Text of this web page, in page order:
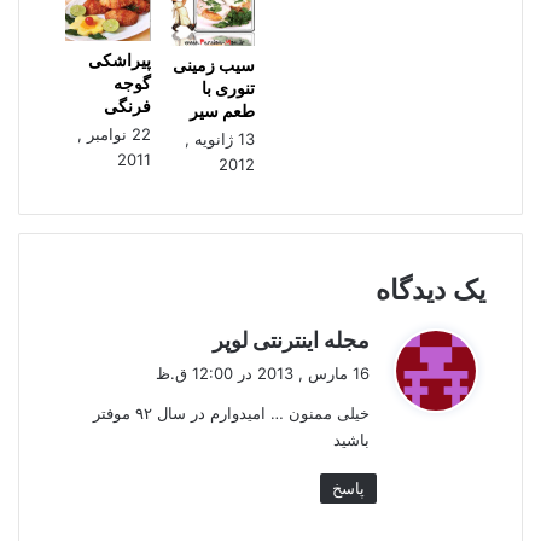
سیب زمینی
تنوری با
طعم سیر
13 ژانویه ,
2012
پیراشکی
گوجه
فرنگی
22 نوامبر ,
2011
یک دیدگاه
مجله اینترنتی لوپر
ف
:
16 مارس , 2013 در 12:00 ق.ظ
خیلی ممنون … امیدوارم در سال ۹۲ موفتر
باشید
پاسخ